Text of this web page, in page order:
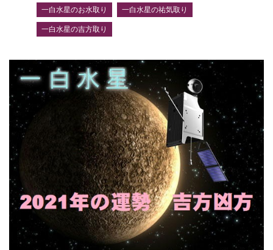
一白水星のお水取り 一白水星の祐気取り
一白水星の吉方取り